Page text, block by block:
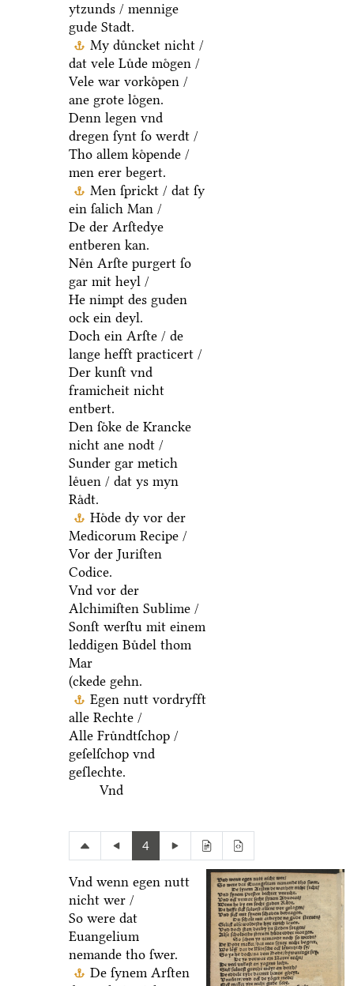
ytzunds / mennige
gude Stadt.
My duͤncket nicht /
dat vele Luͤde moͤgen /
Vele war vorkoͤpen /
ane grote loͤgen.
Denn legen vnd
dregen ſynt ſo werdt /
Tho allem koͤpende /
men erer begert.
Men ſprickt / dat ſy
ein ſalich Man /
De der Arſtedye
entberen kan.
Neͤn Arſte purgert ſo
gar mit heyl /
He nimpt des guden
ock ein deyl.
Doch ein Arſte / de
lange hefft practicert /
Der kunſt vnd
framicheit nicht
entbert.
Den ſoͤke de Krancke
nicht ane nodt /
Sunder gar metich
leͤuen / dat ys myn
Raͤdt.
Hoͤde dy vor der
Medicorum Recipe /
Vor der Juriſten
Codice.
Vnd vor der
Alchimiſten Sublime /
Sonſt werſtu mit einem
leddigen Buͤdel thom
Mar
(ckede gehn.
Egen nutt vordryfft
alle Rechte /
Alle Fruͤndtſchop /
geſelſchop vnd
geſlechte.
Vnd
4
Vnd wenn egen nutt
nicht wer /
So were dat
Euangelium
nemande tho ſwer.
De ſynem Arſten